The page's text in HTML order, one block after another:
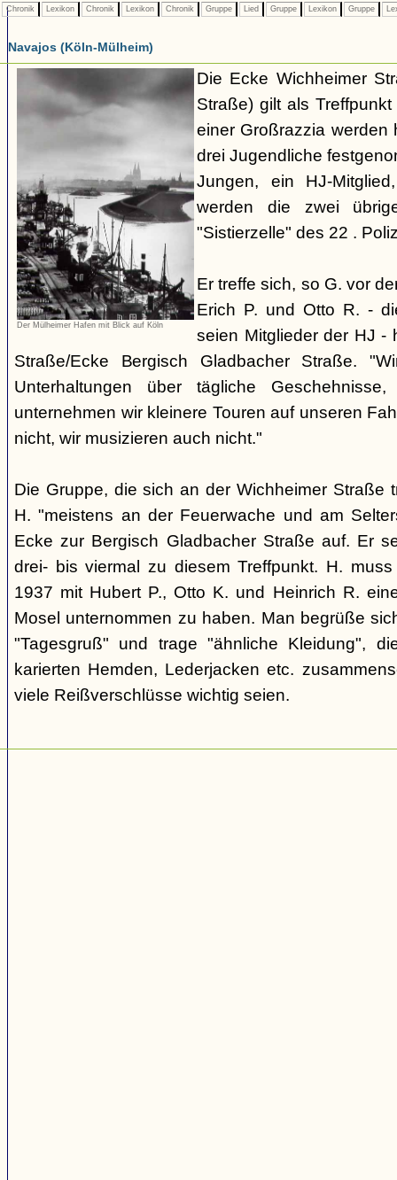
Chronik Lexikon Chronik Lexikon Chronik Gruppe Lied Gruppe Lexikon Gruppe
Navajos (Köln-Mülheim)
Der Mülheimer Hafen mit Blick auf Köln
Die Ecke Wichheimer
Straße) gilt als
einer Großrazzia werden
drei Jugendliche
Jungen, ein HJ-
werden die zwei
"Sistierzelle" des 22 .
Er treffe sich, so G. vor
Erich P. und Otto R. -
seien Mitglieder der HJ -
Straße/Ecke Bergisch Gladbacher Straße.
Unterhaltungen über tägliche
unternehmen wir kleinere Touren auf unseren
nicht, wir musizieren auch nicht."
Die Gruppe, die sich an der Wichheimer Straße
H. "meistens an der Feuerwache und am
Ecke zur Bergisch Gladbacher Straße auf. Er
drei- bis viermal zu diesem Treffpunkt. H.
1937 mit Hubert P., Otto K. und Heinrich R.
Mosel unternommen zu haben. Man begrüße
"Tagesgruß" und trage "ähnliche Kleidung",
karierten Hemden, Lederjacken etc.
viele Reißverschlüsse wichtig seien.